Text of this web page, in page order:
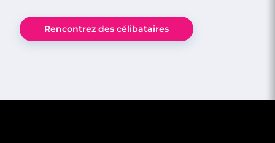
Rencontrez des célibataires